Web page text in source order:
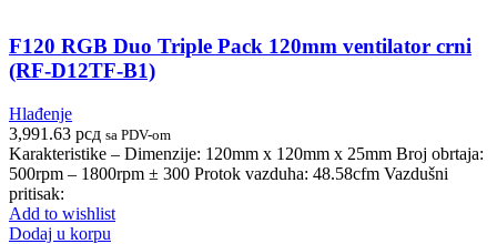
F120 RGB Duo Triple Pack 120mm ventilator crni
(RF-D12TF-B1)
Hlađenje
3,991.63 рсд sa PDV-om
Karakteristike – Dimenzije: 120mm x 120mm x 25mm Broj obrtaja:
500rpm – 1800rpm ± 300 Protok vazduha: 48.58cfm Vazdušni
pritisak:
Add to wishlist
Dodaj u korpu